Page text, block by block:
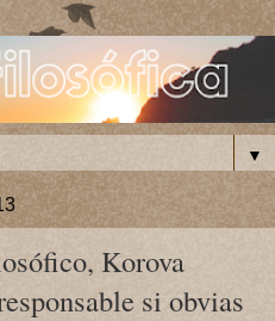
▼
Korova
si obvias